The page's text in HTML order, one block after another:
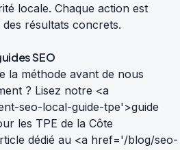
locale. Chaque action est
résultats concrets.
SEO
la méthode avant de nous
? Lisez notre <a
seo-local-guide-tpe'>guide
les TPE de la Côte
dédié au <a href='/blog/seo-